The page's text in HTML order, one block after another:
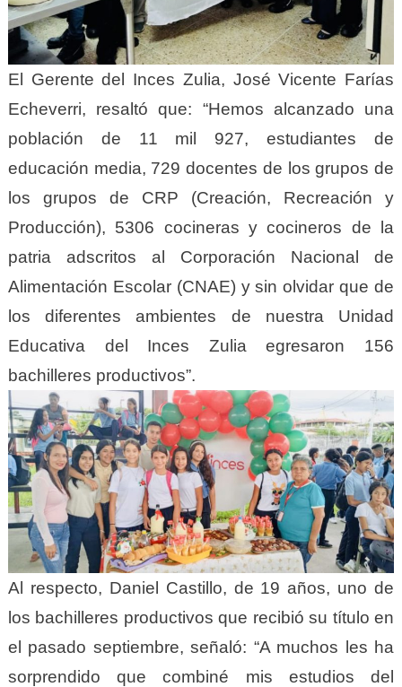
El Gerente del Inces Zulia, José Vicente Farías
Echeverri, resaltó que: “Hemos alcanzado una
población de 11 mil 927, estudiantes de
educación media, 729 docentes de los grupos de
los grupos de CRP (Creación, Recreación y
Producción), 5306 cocineras y cocineros de la
patria adscritos al Corporación Nacional de
Alimentación Escolar (CNAE) y sin olvidar que de
los diferentes ambientes de nuestra Unidad
Educativa del Inces Zulia egresaron 156
bachilleres productivos”.
Al respecto, Daniel Castillo, de 19 años, uno de
los bachilleres productivos que recibió su título en
el pasado septiembre, señaló: “A muchos les ha
sorprendido que combiné mis estudios del